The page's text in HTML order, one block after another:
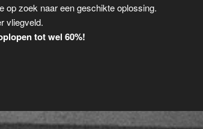
op zoek naar een geschikte oplossing.
vliegveld.
tot wel 60%!